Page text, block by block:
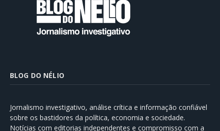
BLOG DO NÉLIO
Jornalismo investigativo, análise crítica e informação confiável
sobre os bastidores da política, economia e sociedade.
Notícias com editorias independentes e compromisso com a